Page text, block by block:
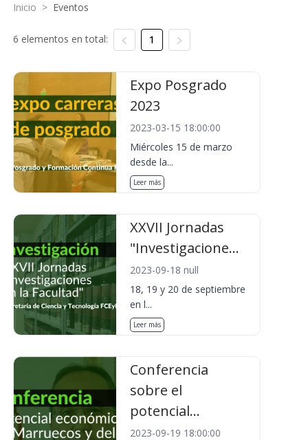
Inicio > Eventos
6 elementos en total: 1
Expo Posgrado
2023
2023-03-15 18:00:00
Miércoles 15 de marzo
desde la...
Leer más
XXVII Jornadas
"Investigacione...
2023-09-18 null
18, 19 y 20 de septiembre
en l...
Leer más
Conferencia
sobre el
potencial...
2023-09-19 18:00:00